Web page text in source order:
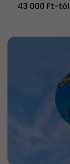
43 000 Ft-tól